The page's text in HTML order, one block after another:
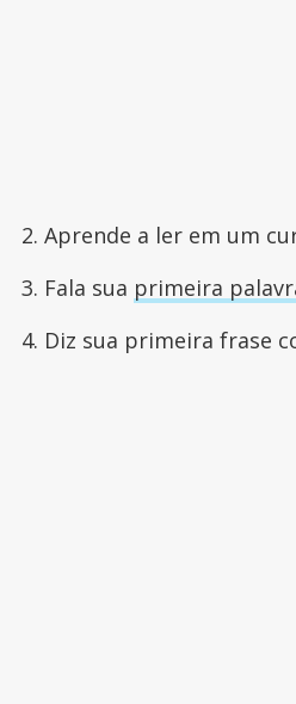
2. Aprende a ler em um
3. Fala sua primeira
4. Diz sua primeira frase